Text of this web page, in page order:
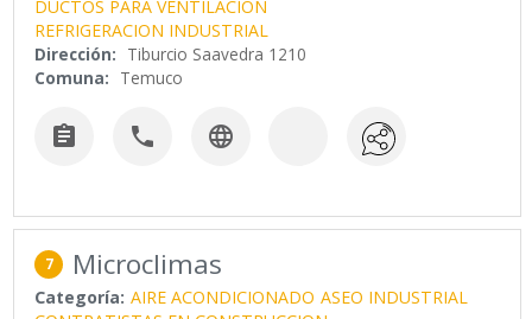
DUCTOS PARA VENTILACION
REFRIGERACION INDUSTRIAL
Dirección: Tiburcio Saavedra 1210
Comuna: Temuco
  
7 Microclimas
Categoría: AIRE ACONDICIONADO ASEO INDUSTRIAL